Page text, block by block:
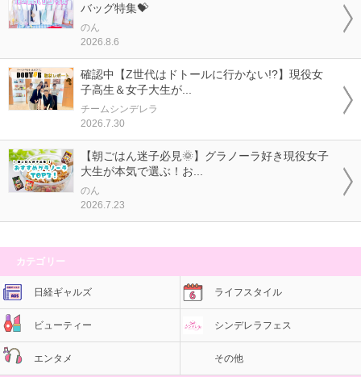
バッグ特集💝
のん
2026.8.6
確認中【Z世代はドトールに行かない!?】現役女
子高生＆女子大生が...
チームシンデレラ
2026.7.30
【朝ごはん迷子必見🌞】グラノーラ好き現役女子
大生が本気で選ぶ！お...
のん
2026.7.23
カテゴリー
日経ギャルズ ライフスタイル
ビューティー シンデレラフェス
エンタメ その他